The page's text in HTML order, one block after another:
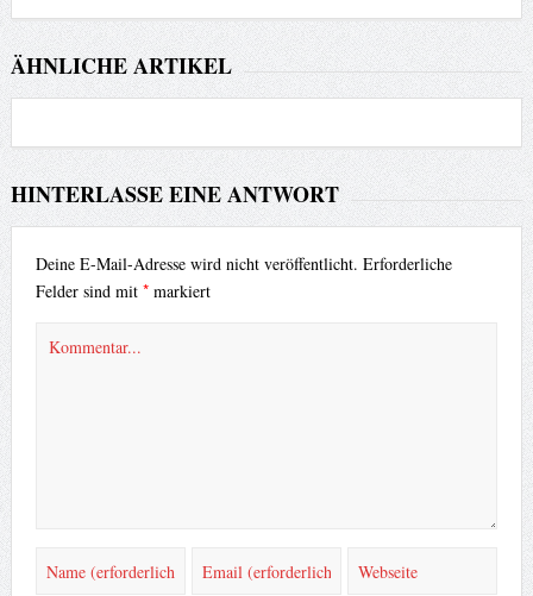
ÄHNLICHE ARTIKEL
HINTERLASSE EINE ANTWORT
Deine E-Mail-Adresse wird nicht veröffentlicht. Erforderliche
Felder sind mit *markiert